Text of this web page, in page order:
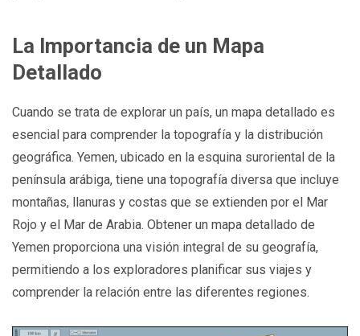
La Importancia de un Mapa
Detallado
Cuando se trata de explorar un país, un mapa detallado es
esencial para comprender la topografía y la distribución
geográfica. Yemen, ubicado en la esquina suroriental de la
península arábiga, tiene una topografía diversa que incluye
montañas, llanuras y costas que se extienden por el Mar
Rojo y el Mar de Arabia. Obtener un mapa detallado de
Yemen proporciona una visión integral de su geografía,
permitiendo a los exploradores planificar sus viajes y
comprender la relación entre las diferentes regiones.